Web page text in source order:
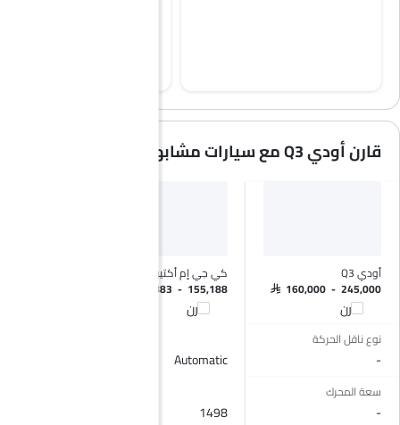
قارن أودي Q3 مع سيارات مشابهة
أودي Q3
SAR 160,000 - 245,000
قارن
كي جي إم أكتيون
SAR 122,883 - 155,188
قارن
نوع ناقل الحركة
-
Automatic
سعة المحرك
-
1498